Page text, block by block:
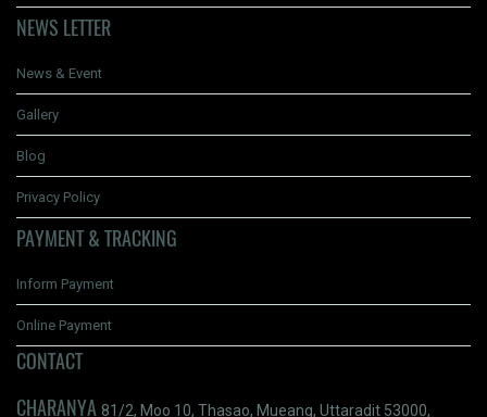
NEWS LETTER
News & Event
Gallery
Blog
Privacy Policy
PAYMENT & TRACKING
Inform Payment
Online Payment
CONTACT
CHARANYA 81/2, Moo 10, Thasao, Mueang, Uttaradit 53000,